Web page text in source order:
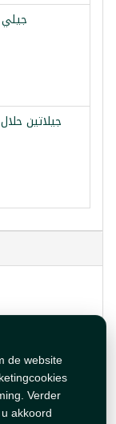
de website
Verder
akkoord
جيلي
جيلاتين حلال